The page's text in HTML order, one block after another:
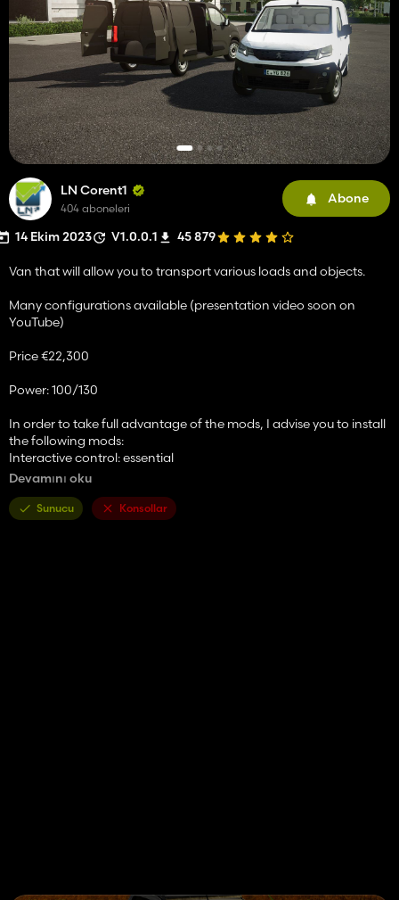
LN Corent1
404 aboneleri
Abone
14 Ekim 2023 V1.0.0.1 45 879
Van that will allow you to transport various loads and objects.
Many configurations available (presentation video soon on
YouTube)
Price €22,300
Power: 100/130
In order to take full advantage of the mods, I advise you to install
the following mods:
Interactive control: essential
Passenger mod: Optional
Take full advantage of the mods!
Devamını oku
Sunucu Konsollar